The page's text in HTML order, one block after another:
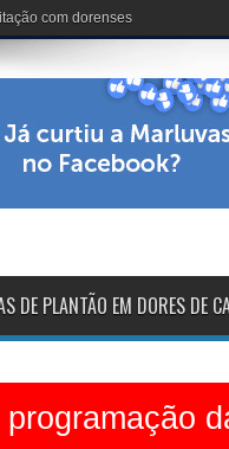
102 anos de vida
DE PLANTÃO EM DORES DE